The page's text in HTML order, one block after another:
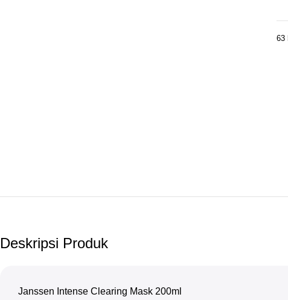
63
Deskripsi Produk
Janssen Intense Clearing Mask 200ml